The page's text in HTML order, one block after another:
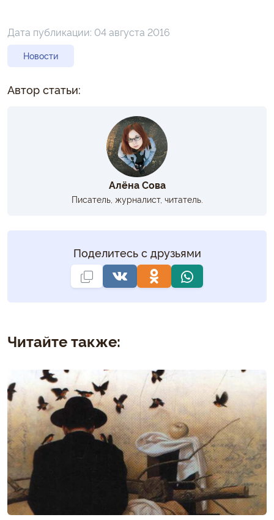
Дата публикации: 04 августа 2016
Новости
Автор статьи:
Алёна Сова
Писатель, журналист, читатель.
Поделитесь с друзьями
Читайте также: